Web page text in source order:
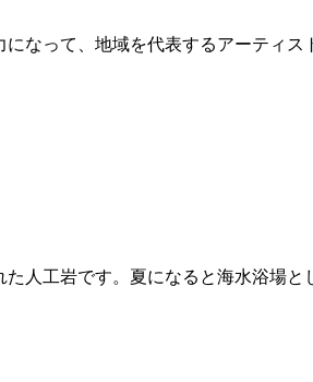
なって、地域を代表するアーティス
人工岩です。夏になると海水浴場と